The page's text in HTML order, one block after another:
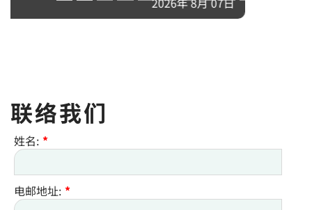
联络我们
姓名: *
电邮地址: *